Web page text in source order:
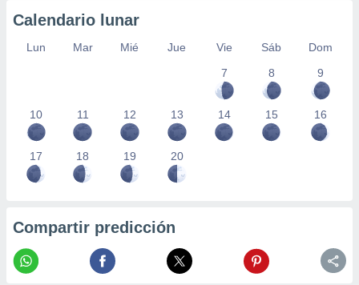
Calendario lunar
Lun Mar Mié Jue Vie Sáb
Dom
7
8 9
10 11 12 13 14 15 16
17 18 19 20
Compartir predicción